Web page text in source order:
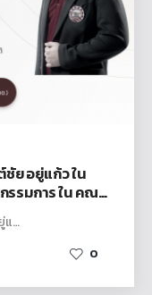
อยู่แก้ว ใน
รรมการ ใน คณะ
ะจัดทำข้อเสนอ
ละขับขี่
แ…
0